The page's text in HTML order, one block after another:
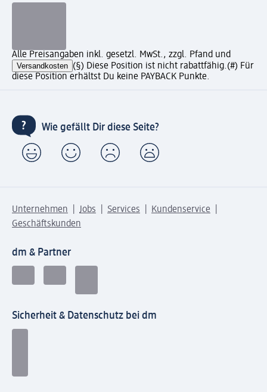
Alle Preisangaben inkl. gesetzl. MwSt., zzgl. Pfand und
Versandkosten (§) Diese Position ist nicht rabattfähig.(#) Für
diese Position erhältst Du keine PAYBACK Punkte.
Wie gefällt Dir diese Seite?
Unternehmen Jobs Services
Kundenservice
Geschäftskunden
dm & Partner
Sicherheit & Datenschutz bei dm